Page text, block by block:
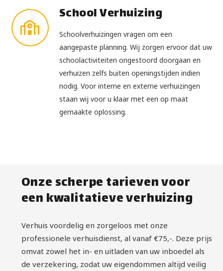
School Verhuizing
Schoolverhuizingen vragen om een
aangepaste planning. Wij zorgen ervoor dat uw
schoolactiviteiten ongestoord doorgaan en
verhuizen zelfs buiten openingstijden indien
nodig. Voor interne en externe verhuizingen
staan wij voor u klaar met een op maat
gemaakte oplossing.
Onze scherpe tarieven voor
een kwalitatieve verhuizing
Verhuis voordelig en zorgeloos met onze
professionele verhuisdienst, al vanaf €75,-. Deze prijs
omvat zowel het in- en uitladen van uw inboedel als
de verzekering, zodat uw eigendommen altijd veilig